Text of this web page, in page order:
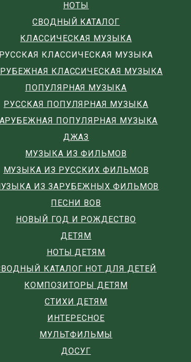
НОТЫ
СВОДНЫЙ КАТАЛОГ
КЛАССИЧЕСКАЯ МУЗЫКА
РУССКАЯ КЛАССИЧЕСКАЯ МУЗЫКА
КЛАССИЧЕСКАЯ МУЗЫКА
ПОПУЛЯРНАЯ МУЗЫКА
РУССКАЯ ПОПУЛЯРНАЯ МУЗЫКА
ПОПУЛЯРНАЯ МУЗЫКА
ДЖАЗ
МУЗЫКА ИЗ ФИЛЬМОВ
МУЗЫКА ИЗ РУССКИХ ФИЛЬМОВ
ИЗ ЗАРУБЕЖНЫХ ФИЛЬМОВ
ПЕСНИ ВОВ
НОВЫЙ ГОД И РОЖДЕСТВО
ДЕТЯМ
НОТЫ ДЕТЯМ
КАТАЛОГ НОТ ДЛЯ ДЕТЕЙ
КОМПОЗИТОРЫ ДЕТЯМ
СТИХИ ДЕТЯМ
ИНТЕРЕСНОЕ
МУЛЬТФИЛЬМЫ
ДОСУГ